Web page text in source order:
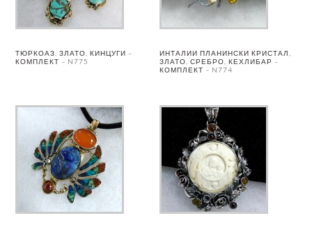
ТЮРКОАЗ, ЗЛАТО, КИНЦУГИ –
КОМПЛЕКТ – N775
ИНТАЛИИ ПЛАНИНСКИ КРИСТАЛ,
ЗЛАТО, СРЕБРО, КЕХЛИБАР –
КОМПЛЕКТ – N774